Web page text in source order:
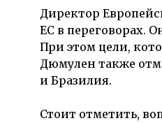
Директор
ЕС в переговорах.
При этом цели,
Дюмулен также
и Бразилия.
Стоит отметить,